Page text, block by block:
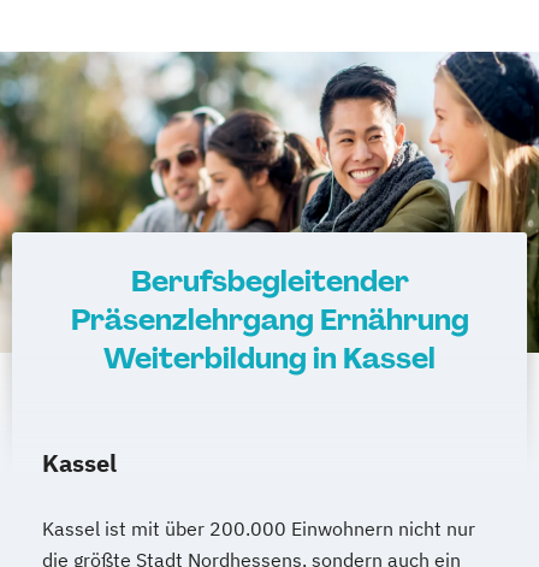
Berufsbegleitender
Präsenzlehrgang Ernährung
Weiterbildung in Kassel
Kassel
Kassel ist mit über 200.000 Einwohnern nicht nur
die größte Stadt Nordhessens, sondern auch ein